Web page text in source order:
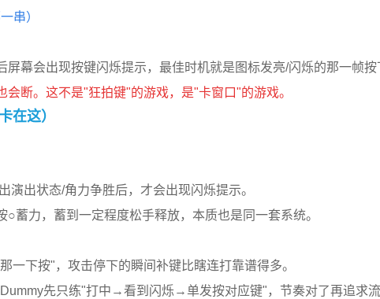
串）
幕会出现按键闪烁提示，最佳时机就是图标发亮/闪烁的那一帧按
断。这不是"狂拍键"的游戏，是"卡窗口"的游戏。
在这）
出状态/角力争胜后，才会出现闪烁提示。
蓄力，蓄到一定程度松手释放，本质也是同一套系统。
一下按"，攻击停下的瞬间补键比瞎连打靠谱得多。
先只练"打中→看到闪烁→单发按对应键"，节奏对了再追求